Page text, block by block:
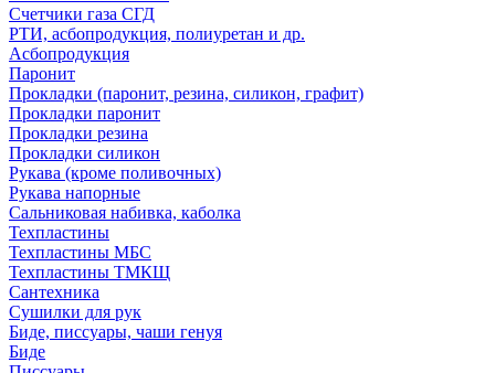
Счетчики газа СГД
РТИ, асбопродукция, полиуретан и др.
Асбопродукция
Паронит
Прокладки (паронит, резина, силикон, графит)
Прокладки паронит
Прокладки резина
Прокладки силикон
Рукава (кроме поливочных)
Рукава напорные
Сальниковая набивка, каболка
Техпластины
Техпластины МБС
Техпластины ТМКЩ
Сантехника
Сушилки для рук
Биде, писсуары, чаши генуя
Биде